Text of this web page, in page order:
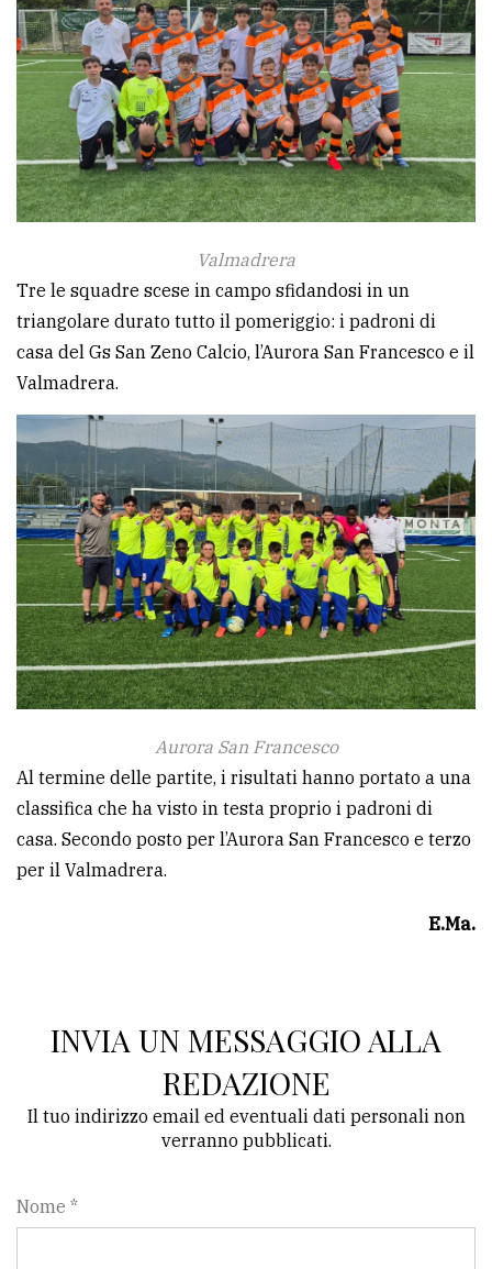
Cookie
policy
Valmadrera
Tre le squadre scese in campo sfidandosi in un
triangolare durato tutto il pomeriggio: i padroni di
casa del Gs San Zeno Calcio, l’Aurora San Francesco e il
Valmadrera.
Aurora San Francesco
Al termine delle partite, i risultati hanno portato a una
classifica che ha visto in testa proprio i padroni di
casa. Secondo posto per l’Aurora San Francesco e terzo
per il Valmadrera.
E.Ma.
INVIA UN MESSAGGIO ALLA
REDAZIONE
Il tuo indirizzo email ed eventuali dati personali non
verranno pubblicati.
Nome *